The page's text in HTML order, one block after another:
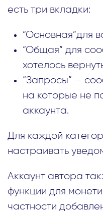
есть три вкладки:
“Основная”для
“Общая” для
хотелось
“Запросы” —
на которые не
аккаунта.
Для каждой
настраивать
Аккаунт автора
функции для
частности